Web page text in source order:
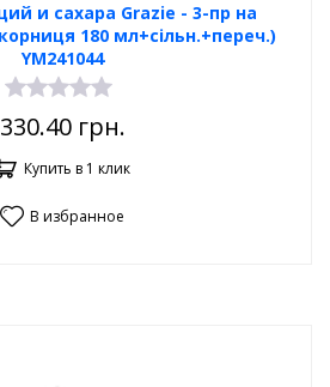
и сахара Grazie - 3-пр на
180 мл+сільн.+переч.)
YM241044
330.40грн.
Купить в 1 клик
В избранное